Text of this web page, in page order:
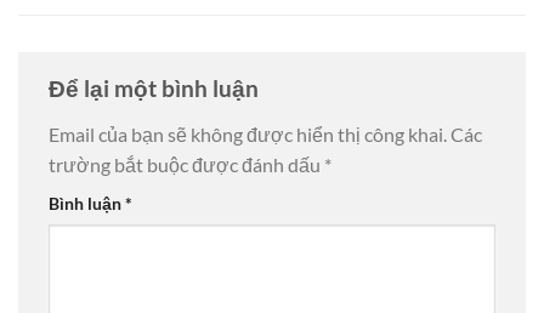
Để lại một bình luận
Email của bạn sẽ không được hiển thị công khai. Các
trường bắt buộc được đánh dấu *
Bình luận*